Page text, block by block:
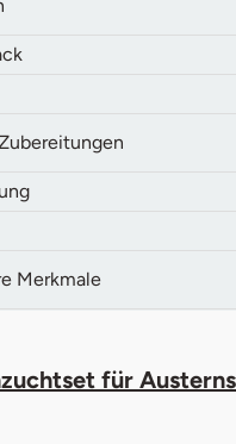
Merkmale
für